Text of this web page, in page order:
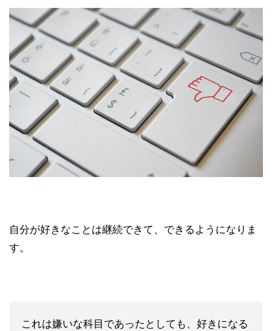
自分が好きなことは継続できて、できるようになりま
す。
これは嫌いな科目であったとしても、好きになる